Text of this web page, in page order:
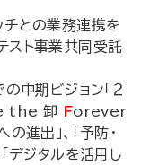
チとの業務連携を
スト事業共同受託
中期ビジョン「２
the 卸
Forever
進出」、「予防・
デジタルを活用し